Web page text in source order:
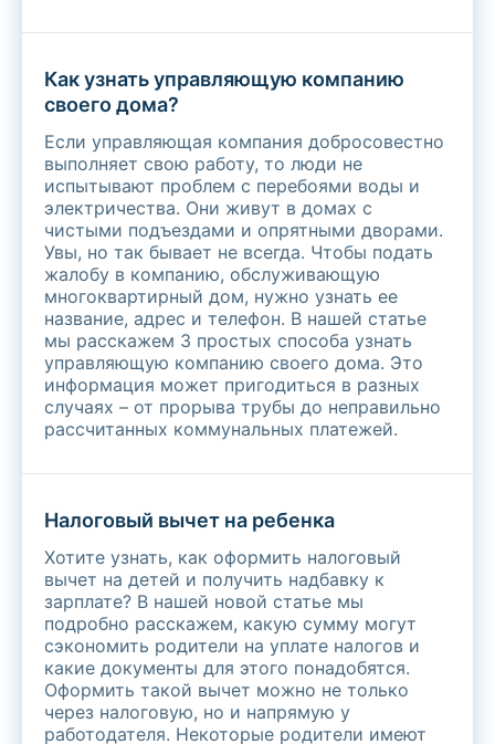
Как узнать управляющую компанию
своего дома?
Если управляющая компания добросовестно
выполняет свою работу, то люди не
испытывают проблем с перебоями воды и
электричества. Они живут в домах с
чистыми подъездами и опрятными дворами.
Увы, но так бывает не всегда. Чтобы подать
жалобу в компанию, обслуживающую
многоквартирный дом, нужно узнать ее
название, адрес и телефон. В нашей статье
мы расскажем 3 простых способа узнать
управляющую компанию своего дома. Это
информация может пригодиться в разных
случаях – от прорыва трубы до неправильно
рассчитанных коммунальных платежей.
Налоговый вычет на ребенка
Хотите узнать, как оформить налоговый
вычет на детей и получить надбавку к
зарплате? В нашей новой статье мы
подробно расскажем, какую сумму могут
сэкономить родители на уплате налогов и
какие документы для этого понадобятся.
Оформить такой вычет можно не только
через налоговую, но и напрямую у
работодателя. Некоторые родители имеют